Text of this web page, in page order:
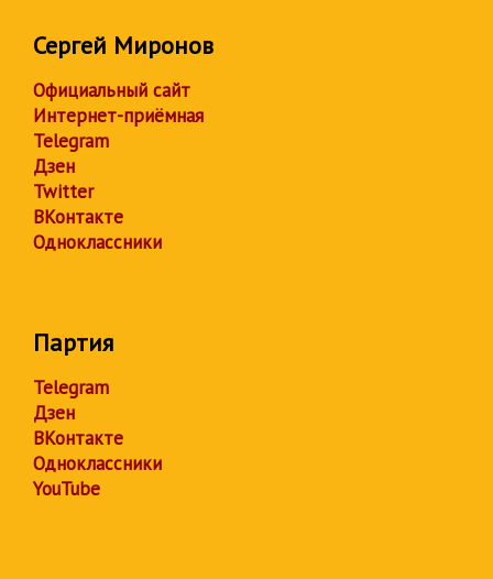
Сергей Миронов
Официальный сайт
Интернет-приёмная
Telegram
Дзен
Twitter
ВКонтакте
Одноклассники
Партия
Telegram
Дзен
ВКонтакте
Одноклассники
YouTube